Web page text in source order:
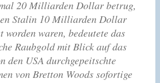
20 Milliarden Dollar betrug,
Stalin 10 Milliarden Dollar
worden waren, bedeutete das
Raubgold mit Blick auf das
den USA durchgepeitschte
von Bretton Woods sofortige